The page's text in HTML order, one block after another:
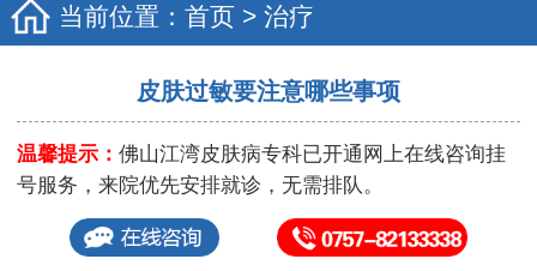
当前位置： 首页 > 治疗
皮肤过敏要注意哪些事项
温馨提示： 佛山江湾皮肤病专科已开通网上在线咨询挂
号服务，来院优先安排就诊，无需排队。